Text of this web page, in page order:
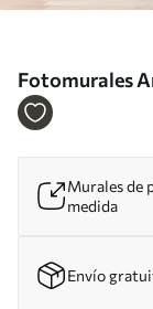
Fotomurales
fantasía en el
Murales de
medida
Envío